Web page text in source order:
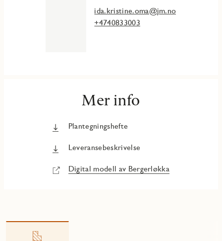
ida.kristine.oma@jm.no
+4740833003
Mer info
Plantegningshefte
Leveransebeskrivelse
Digital modell av Bergerløkka